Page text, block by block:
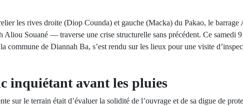
les rives droite (Diop Counda) et gauche (Macka) du Pakao, le
Aliou Souané — traverse une crise structurelle sans précédent. Ce samedi
commune de Diannah Ba, s’est rendu sur les lieux pour une visite
inquiétant avant les pluies
sur le terrain était d’évaluer la solidité de l’ouvrage et de sa digue de